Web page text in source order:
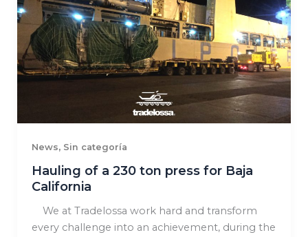
News, Sin categoría
Hauling of a 230 ton press for Baja
California
We at Tradelossa work hard and transform
every challenge into an achievement, during the